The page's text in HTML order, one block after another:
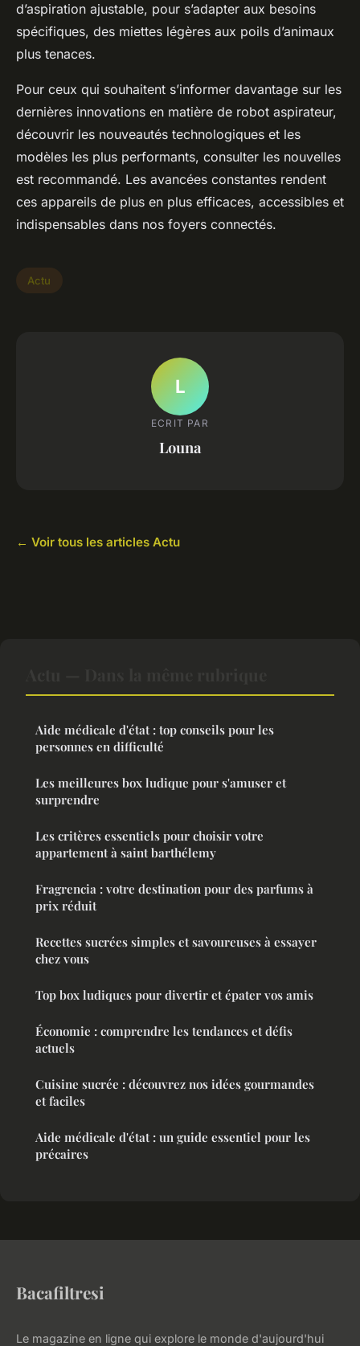
d’aspiration ajustable, pour s’adapter aux besoins
spécifiques, des miettes légères aux poils d’animaux
plus tenaces.
Pour ceux qui souhaitent s’informer davantage sur les
dernières innovations en matière de robot aspirateur,
découvrir les nouveautés technologiques et les
modèles les plus performants, consulter les nouvelles
est recommandé. Les avancées constantes rendent
ces appareils de plus en plus efficaces, accessibles et
indispensables dans nos foyers connectés.
Actu
L
ECRIT PAR
Louna
← Voir tous les articles Actu
Aide médicale d'état : top conseils pour les
personnes en difficulté
Les meilleures box ludique pour s'amuser et
surprendre
Les critères essentiels pour choisir votre
appartement à saint barthélemy
Fragrencia : votre destination pour des parfums à
prix réduit
Recettes sucrées simples et savoureuses à essayer
chez vous
Top box ludiques pour divertir et épater vos amis
Économie : comprendre les tendances et défis
actuels
Cuisine sucrée : découvrez nos idées gourmandes
et faciles
Aide médicale d'état : un guide essentiel pour les
précaires
Bacafiltresi
Le magazine en ligne qui explore le monde d'aujourd'hui